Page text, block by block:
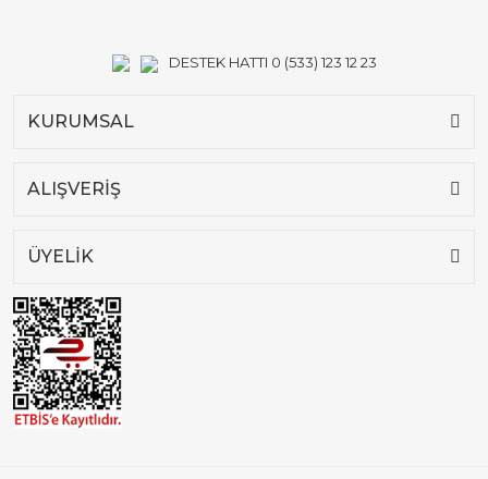
DESTEK HATTI 0 (533) 123 12 23
KURUMSAL
ALIŞVERİŞ
ÜYELİK